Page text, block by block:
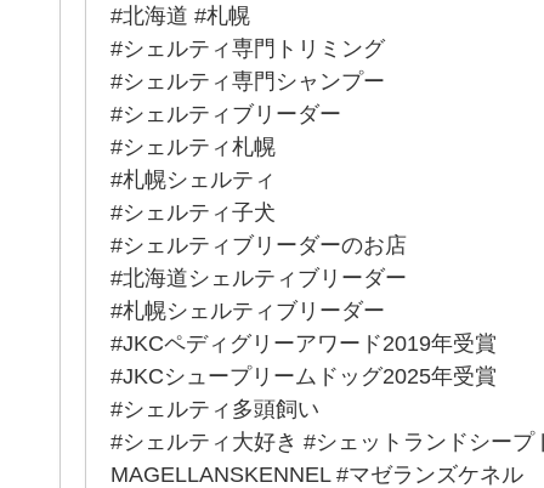
#北海道 #札幌
#シェルティ専門トリミング
#シェルティ専門シャンプー
#シェルティブリーダー
#シェルティ札幌
#札幌シェルティ
#シェルティ子犬
#シェルティブリーダーのお店
#北海道シェルティブリーダー
#札幌シェルティブリーダー
#JKCペディグリーアワード2019年受賞
#JKCシュープリームドッグ2025年受賞
#シェルティ多頭飼い
#シェルティ大好き #シェットランドシー
MAGELLANSKENNEL #マゼランズケネル